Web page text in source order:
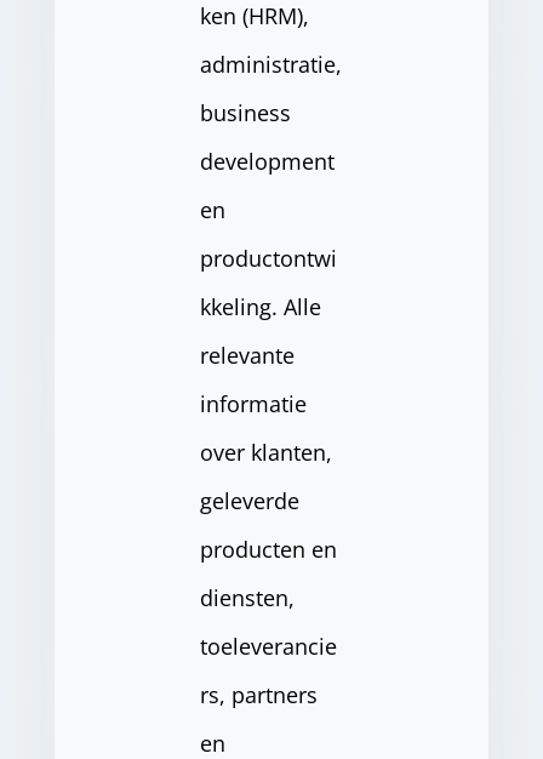
ken (HRM),
administratie,
business
development
en
productontwi
kkeling. Alle
relevante
informatie
over klanten,
geleverde
producten en
diensten,
toeleverancie
rs, partners
en